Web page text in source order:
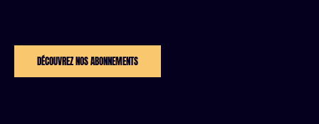
DÉCOUVREZ NOS ABONNEMENTS